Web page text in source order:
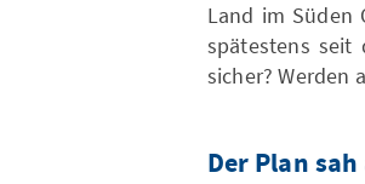
Land im Süden
spätestens seit
sicher? Werden
Der Plan